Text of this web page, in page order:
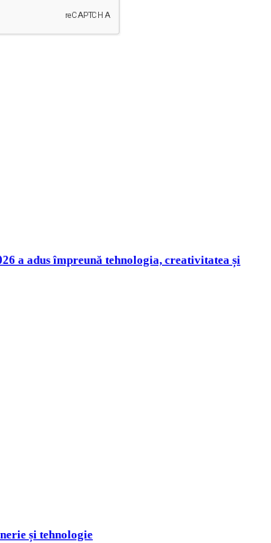
a adus împreună tehnologia, creativitatea și
și tehnologie